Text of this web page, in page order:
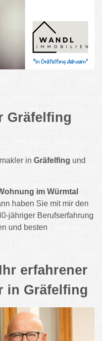
Gräfelfing
in Gräfelfing und
im Würmtal
haben Sie mit mir den
jähriger Berufserfahrung
und besten
erfahrener
in Gräfelfing